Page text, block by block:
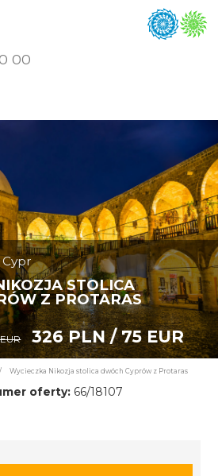
00
Cypr
STOLICA
Z PROTARAS
326 PLN / 75 EUR
/ Wycieczka Nikozja stolica dwóch Cyprów z Protaras
oferty:66/18107